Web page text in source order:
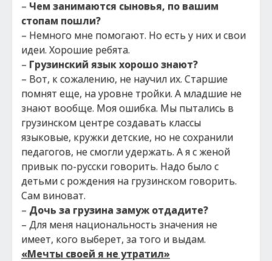
– Чем занимаются сыновья, по вашим
стопам пошли?
– Немного мне помогают. Но есть у них и свои
идеи. Хорошие ребята.
– Грузинский язык хорошо знают?
– Вот, к сожалению, не научил их. Старшие
помнят еще, на уровне тройки. А младшие не
знают вообще. Моя ошибка. Мы пытались в
грузинском центре создавать классы
языковые, кружки детские, но не сохранили
педагогов, не смогли удержать. А я с женой
привык по-русски говорить. Надо было с
детьми с рождения на грузинском говорить.
Сам виноват.
– Дочь за грузина замуж отдадите?
– Для меня национальность значения не
имеет, кого выберет, за того и выдам.
«Мечты своей я не утратил»